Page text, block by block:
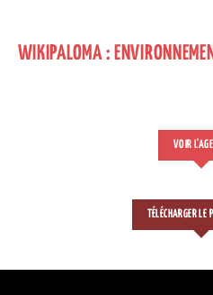
WIKIPALOMA :
VOIR
TÉLÉCHARGER LE